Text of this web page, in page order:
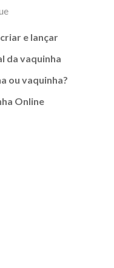
e lançar
da vaquinha
ou vaquinha?
Online